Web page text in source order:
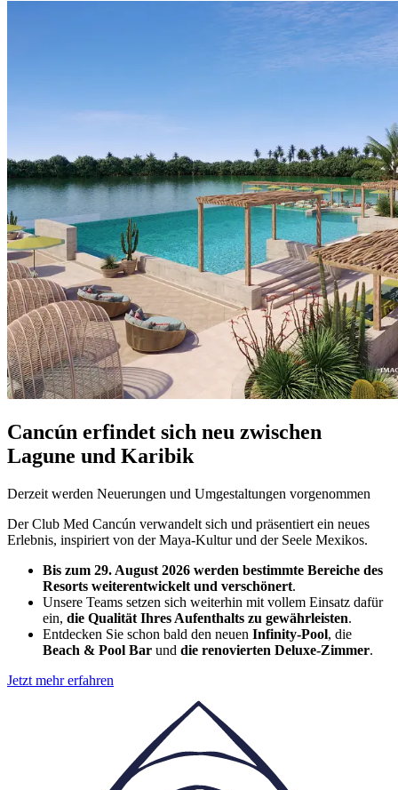
Cancún erfindet sich neu zwischen
Lagune und Karibik
Derzeit werden Neuerungen und Umgestaltungen vorgenommen
Der Club Med Cancún verwandelt sich und präsentiert ein neues
Erlebnis, inspiriert von der Maya-Kultur und der Seele Mexikos.
Bis zum 29. August 2026 werden bestimmte Bereiche des
Resorts weiterentwickelt und verschönert.
Unsere Teams setzen sich weiterhin mit vollem Einsatz dafür
ein, die Qualität Ihres Aufenthalts zu gewährleisten.
Entdecken Sie schon bald den neuen Infinity-Pool, die
Beach & Pool Bar und die renovierten Deluxe-Zimmer.
Jetzt mehr erfahren